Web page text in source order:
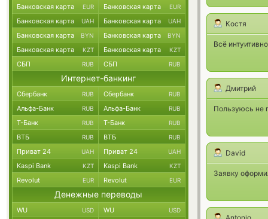
Костя
Всё
Дмитрий
Пользуюсь не
David
Заявку
Банковская карта EUR Банковская карта EUR
Банковская карта UAH Банковская карта UAH
Банковская карта BYN Банковская карта BYN
Банковская карта KZT Банковская карта KZT
СБП RUB СБП RUB
Интернет-банкинг
Сбербанк RUB Сбербанк RUB
Альфа-Банк RUB Альфа-Банк RUB
Т-Банк RUB Т-Банк RUB
ВТБ RUB ВТБ RUB
Приват 24 UAH Приват 24 UAH
Kaspi Bank KZT Kaspi Bank KZT
Revolut EUR Revolut EUR
Денежные переводы
WU USD WU USD